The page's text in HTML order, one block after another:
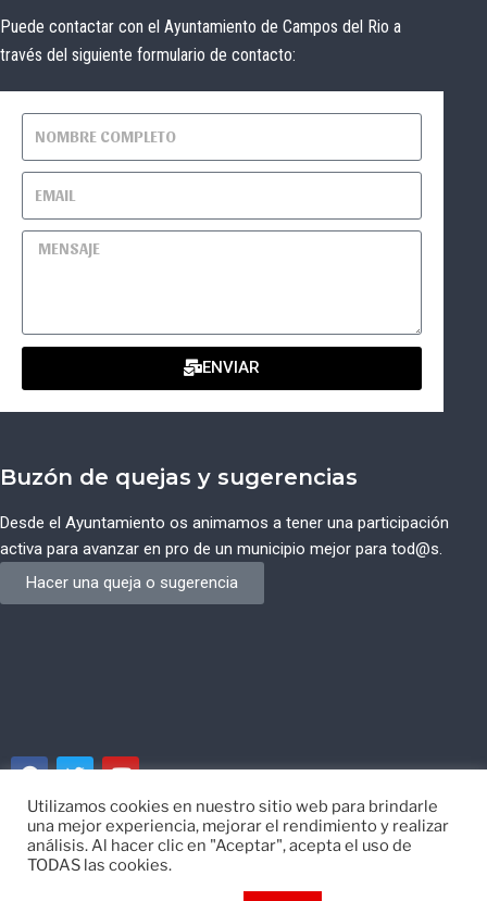
Puede contactar con el Ayuntamiento de Campos del Rio a
través del siguiente formulario de contacto:
ENVIAR
Buzón de quejas y sugerencias
Desde el Ayuntamiento os animamos a tener una participación
activa para avanzar en pro de un municipio mejor para tod@s.
Hacer una queja o sugerencia
© Ayuntamiento de Campos del Río de Murcia
Utilizamos cookies en nuestro sitio web para brindarle
una mejor experiencia, mejorar el rendimiento y realizar
análisis. Al hacer clic en "Aceptar", acepta el uso de
TODAS las cookies.